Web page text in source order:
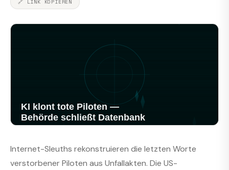
🔗 LINK KOPIEREN
Internet-Sleuths rekonstruieren die letzten Worte
verstorbener Piloten aus Unfallakten. Die US-